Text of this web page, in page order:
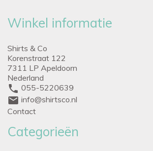
Winkel informatie
Shirts & Co
Korenstraat 122
7311 LP Apeldoorn
Nederland
phone 055-5220639
mail info@shirtsco.nl
Contact
Categorieën